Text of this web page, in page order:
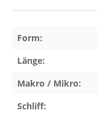
Form:
Länge:
Makro / Mikro:
Schliff: